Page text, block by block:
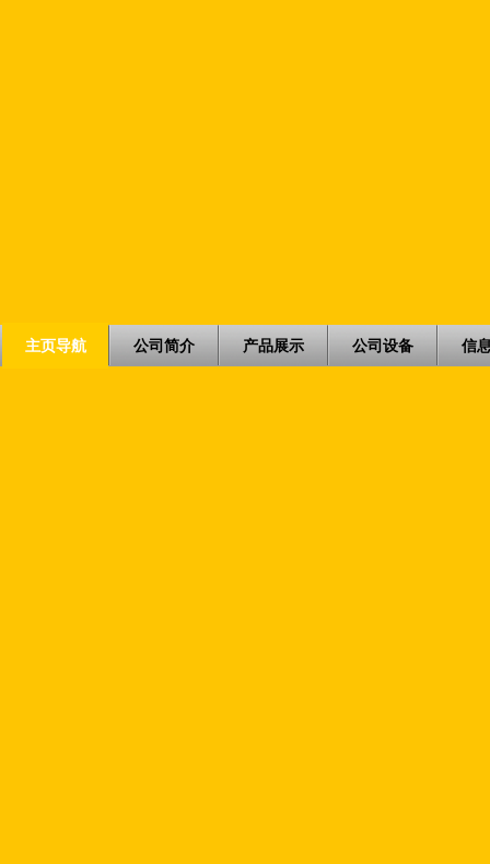
主页导航 公司简介 产品展示 公司设备 信